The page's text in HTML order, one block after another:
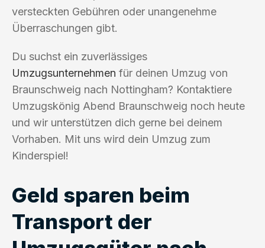
versteckten Gebühren oder unangenehme
Überraschungen gibt.
Du suchst ein zuverlässiges
Umzugsunternehmen für deinen Umzug von
Braunschweig nach Nottingham? Kontaktiere
Umzugskönig Abend Braunschweig noch heute
und wir unterstützen dich gerne bei deinem
Vorhaben. Mit uns wird dein Umzug zum
Kinderspiel!
Geld sparen beim
Transport der